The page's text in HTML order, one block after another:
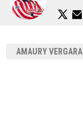
AMAURY VERGARA